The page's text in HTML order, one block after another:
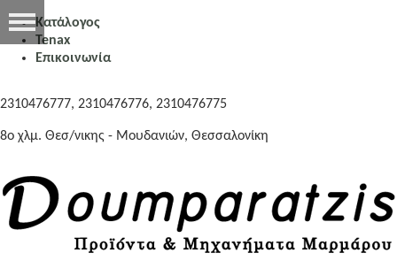
Κατάλογος
Tenax
Επικοινωνία
2310476777, 2310476776, 2310476775
8o χλμ. Θεσ/νικης - Μουδανιών, Θεσσαλονίκη